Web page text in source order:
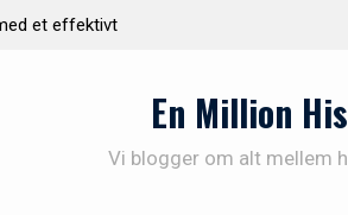
varme og hygge i dit hjem med
En Million
Vi blogger om alt mellem